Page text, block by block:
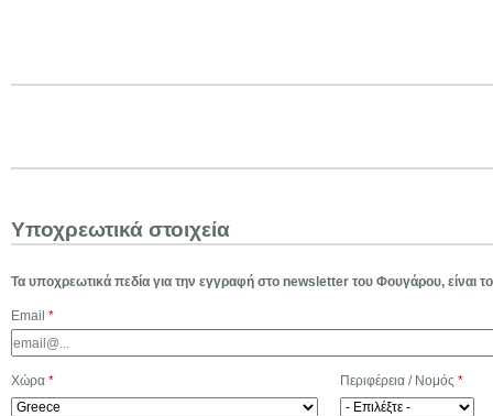
Ε
γ
γ
ρ
α
Υποχρεωτικά στοιχεία
Τα υποχρεωτικά πεδία για την εγγραφή στο newsletter του Φουγάρου, είναι
Email *
Χώρα * Περιφέρεια / Νομός *